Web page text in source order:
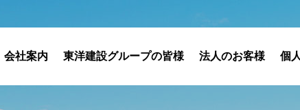
会社案内 東洋建設グループの皆様 法人のお客様 個